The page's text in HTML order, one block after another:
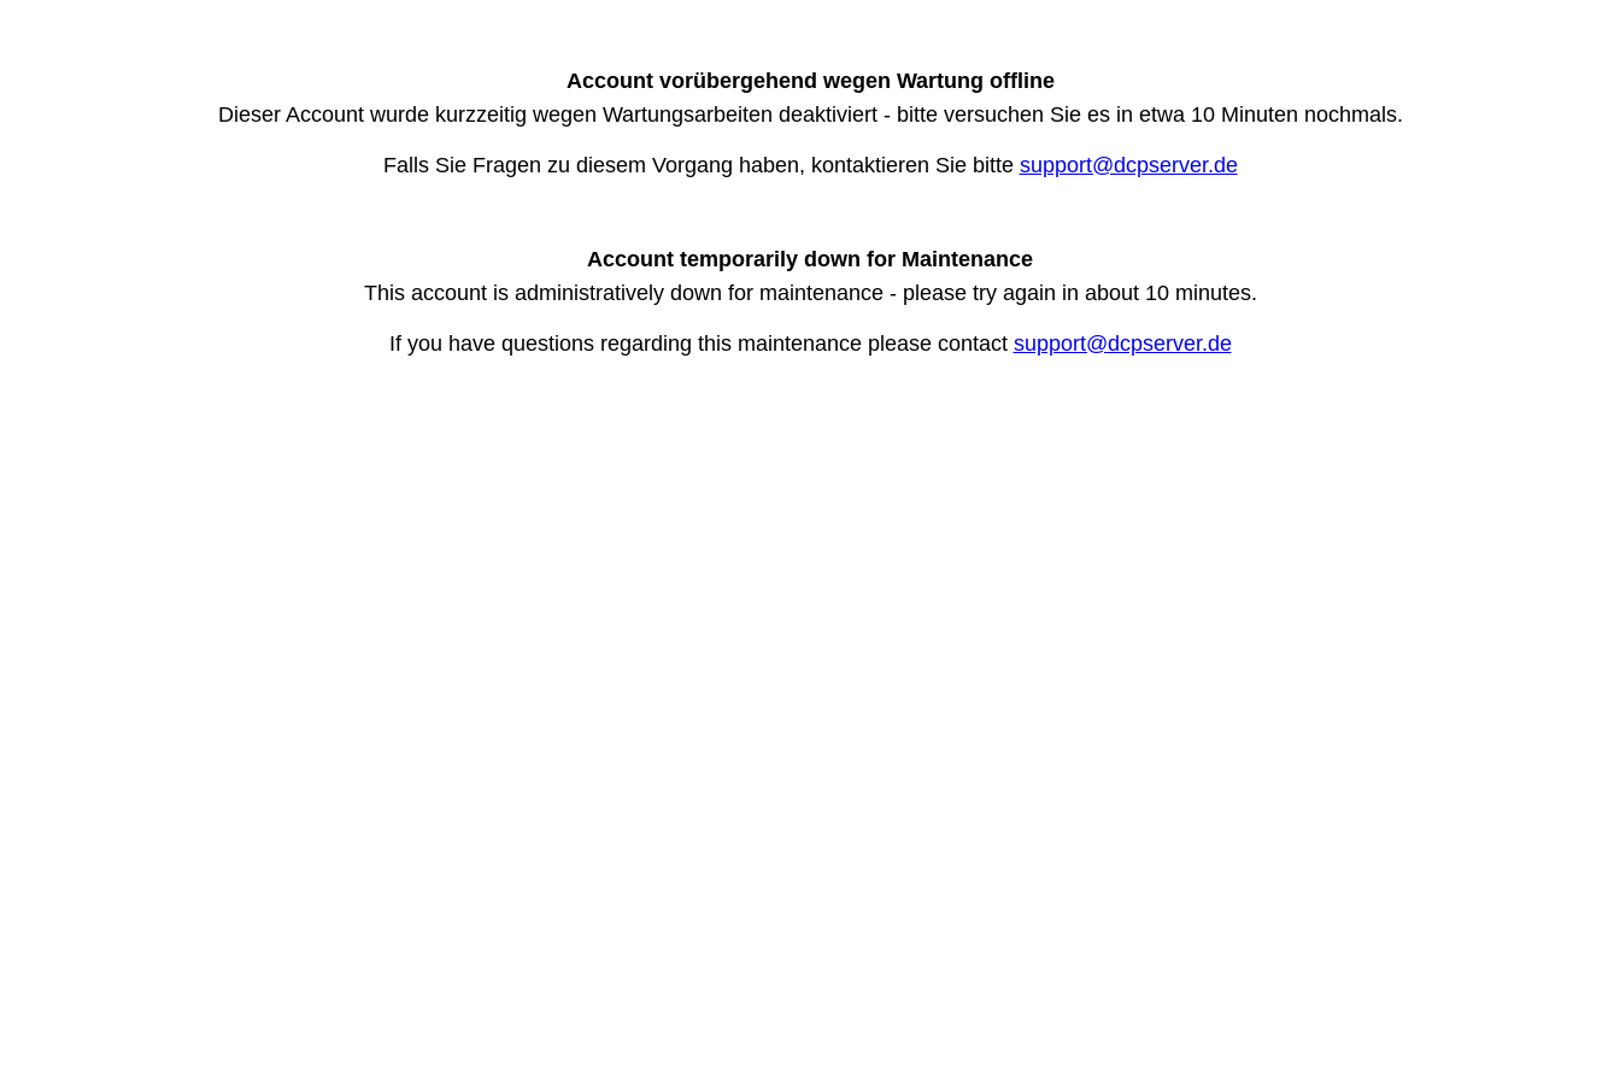
Account vorübergehend wegen Wartung offline
Dieser Account wurde kurzzeitig wegen Wartungsarbeiten deaktiviert - bitte versuchen Sie es in etwa 10 Minuten nochmals.
Falls Sie Fragen zu diesem Vorgang haben, kontaktieren Sie bitte support@dcpserver.de
Account temporarily down for Maintenance
This account is administratively down for maintenance - please try again in about 10 minutes.
If you have questions regarding this maintenance please contact support@dcpserver.de